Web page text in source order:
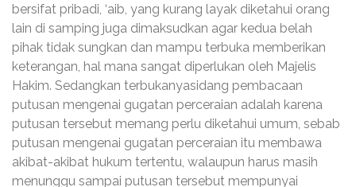
bersifat pribadi, ‘aib, yang kurang layak diketahui orang
lain di samping juga dimaksudkan agar kedua belah
pihak tidak sungkan dan mampu terbuka memberikan
keterangan, hal mana sangat diperlukan oleh Majelis
Hakim. Sedangkan terbukanyasidang pembacaan
putusan mengenai gugatan perceraian adalah karena
putusan tersebut memang perlu diketahui umum, sebab
putusan mengenai gugatan perceraian itu membawa
akibat-akibat hukum tertentu, walaupun harus masih
menunggu sampai putusan tersebut mempunyai